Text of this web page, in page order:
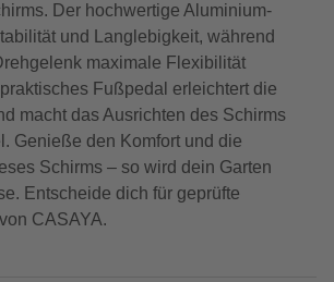
Der hochwertige Aluminium-
und Langlebigkeit, während
maximale Flexibilität
Fußpedal erleichtert die
macht das Ausrichten des Schirms
Genieße den Komfort und die
Schirms – so wird dein Garten
Entscheide dich für geprüfte
CASAYA.